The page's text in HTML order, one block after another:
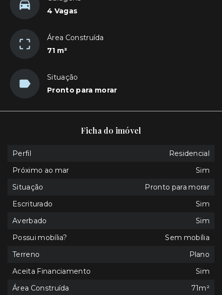
4 Vagas
Área Construída
71 m²
Situação
Pronto para morar
Ficha do imóvel
Perfil
Residencial
Próximo ao mar
Sim
Situação
Pronto para morar
Escriturado
Sim
Averbado
Sim
Possui mobília?
Sem mobília
Terreno
Plano
Aceita Financiamento
Sim
Área Construída
71m²